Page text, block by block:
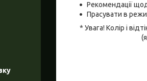
Рекомендації
Прасувати в
* Увага! Колір і